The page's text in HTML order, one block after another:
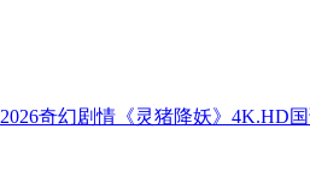
2026奇幻剧情《灵猪降妖》4K.HD